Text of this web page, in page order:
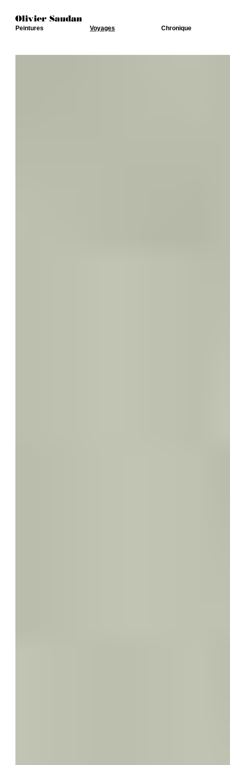
Peintures Voyages Chronique